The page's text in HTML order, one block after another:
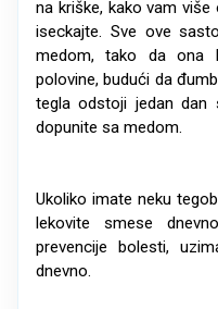
na kriške, kako vam
iseckajte. Sve ove
medom, tako da ona
polovine, budući da
tegla odstoji jedan
dopunite sa medom.
Ukoliko imate neku
lekovite smese
prevencije bolesti,
dnevno.